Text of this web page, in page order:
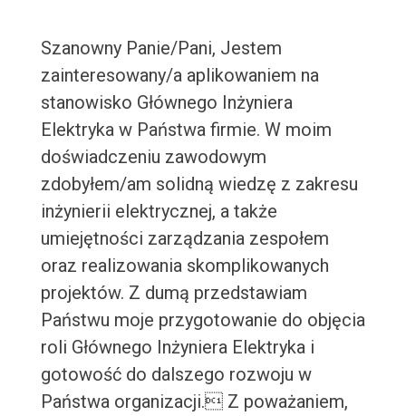
Szanowny Panie/Pani, Jestem
zainteresowany/a aplikowaniem na
stanowisko Głównego Inżyniera
Elektryka w Państwa firmie. W moim
doświadczeniu zawodowym
zdobyłem/am solidną wiedzę z zakresu
inżynierii elektrycznej, a także
umiejętności zarządzania zespołem
oraz realizowania skomplikowanych
projektów. Z dumą przedstawiam
Państwu moje przygotowanie do objęcia
roli Głównego Inżyniera Elektryka i
gotowość do dalszego rozwoju w
Państwa organizacji. Z poważaniem,